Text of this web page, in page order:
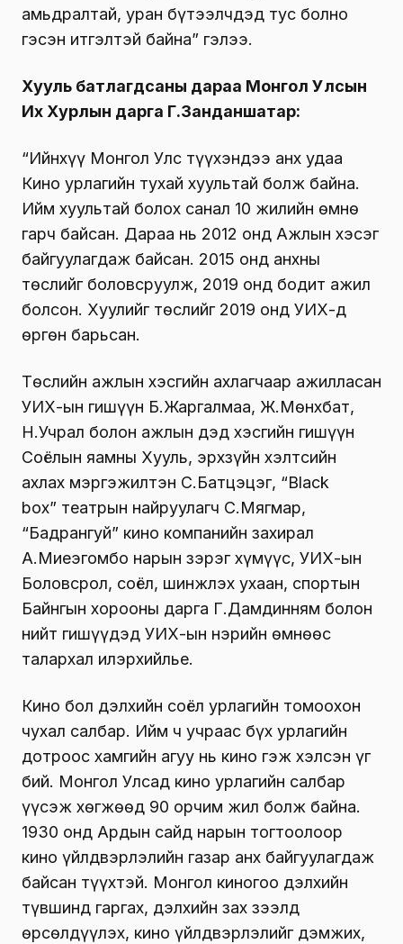
амьдралтай, уран бүтээлчдэд тус болно
гэсэн итгэлтэй байна” гэлээ.
Хууль батлагдсаны дараа Монгол Улсын
Их Хурлын дарга Г.Занданшатар:
“Ийнхүү Монгол Улс түүхэндээ анх удаа
Кино урлагийн тухай хуультай болж байна.
Ийм хуультай болох санал 10 жилийн өмнө
гарч байсан. Дараа нь 2012 онд Ажлын хэсэг
байгуулагдаж байсан. 2015 онд анхны
төслийг боловсруулж, 2019 онд бодит ажил
болсон. Хуулийг төслийг 2019 онд УИХ-д
өргөн барьсан.
Төслийн ажлын хэсгийн ахлагчаар ажилласан
УИХ-ын гишүүн Б.Жаргалмаа, Ж.Мөнхбат,
Н.Учрал болон ажлын дэд хэсгийн гишүүн
Соёлын яамны Хууль, эрхзүйн хэлтсийн
ахлах мэргэжилтэн С.Батцэцэг, “Black
box” театрын найруулагч С.Мягмар,
“Бадрангуй” кино компанийн захирал
А.Миеэгомбо нарын зэрэг хүмүүс, УИХ-ын
Боловсрол, соёл, шинжлэх ухаан, спортын
Байнгын хорооны дарга Г.Дамдинням болон
нийт гишүүдэд УИХ-ын нэрийн өмнөөс
талархал илэрхийлье.
Кино бол дэлхийн соёл урлагийн томоохон
чухал салбар. Ийм ч учраас бүх урлагийн
дотроос хамгийн агуу нь кино гэж хэлсэн үг
бий. Монгол Улсад кино урлагийн салбар
үүсэж хөгжөөд 90 орчим жил болж байна.
1930 онд Ардын сайд нарын тогтоолоор
кино үйлдвэрлэлийн газар анх байгуулагдаж
байсан түүхтэй. Монгол киногоо дэлхийн
түвшинд гаргах, дэлхийн зах зээлд
өрсөлдүүлэх, кино үйлдвэрлэлийг дэмжих,